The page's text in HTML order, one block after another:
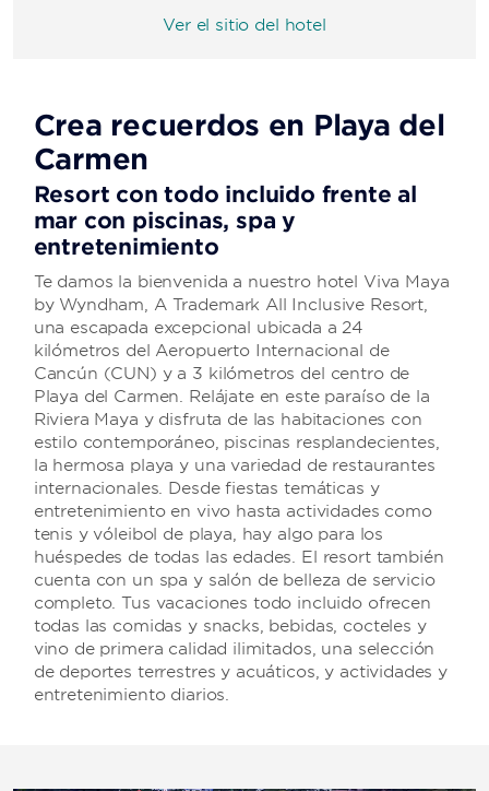
Ver el sitio del hotel
Crea recuerdos en Playa del
Carmen
Resort con todo incluido frente al
mar con piscinas, spa y
entretenimiento
Te damos la bienvenida a nuestro hotel Viva Maya
by Wyndham, A Trademark All Inclusive Resort,
una escapada excepcional ubicada a 24
kilómetros del Aeropuerto Internacional de
Cancún (CUN) y a 3 kilómetros del centro de
Playa del Carmen. Relájate en este paraíso de la
Riviera Maya y disfruta de las habitaciones con
estilo contemporáneo, piscinas resplandecientes,
la hermosa playa y una variedad de restaurantes
internacionales. Desde fiestas temáticas y
entretenimiento en vivo hasta actividades como
tenis y vóleibol de playa, hay algo para los
huéspedes de todas las edades. El resort también
cuenta con un spa y salón de belleza de servicio
completo. Tus vacaciones todo incluido ofrecen
todas las comidas y snacks, bebidas, cocteles y
vino de primera calidad ilimitados, una selección
de deportes terrestres y acuáticos, y actividades y
entretenimiento diarios.